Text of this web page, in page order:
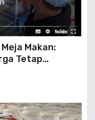
Makan:
Tetap